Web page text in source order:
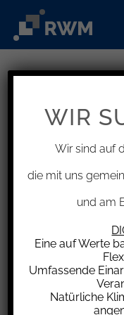
Inhalt
springen
einer
In einem vom
(OLG)
einer
WIR
Wir sind auf
die mit uns
und am
Eine auf Werte
Umfassende
Natürliche